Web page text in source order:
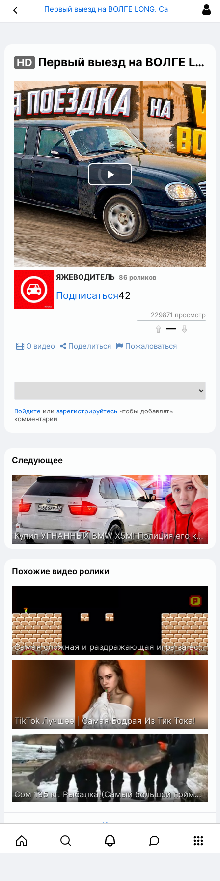
Первый выезд на ВОЛГЕ LONG. Самая жирная волга.
HD Первый выезд на ВОЛГЕ LONG. Самая жирная волга.
Play
Video
ЯЖЕВОДИТЕЛЬ 86 роликов
Подписаться42
229871 просмотр
—
О видео Поделиться Пожаловаться
Войдите илизарегистрируйтесь чтобы добавлять
комментарии
Следующее
Купил УГНАННЫЙ BMW X5M! Полиция его конфискует((
Похожие видео ролики
Самая сложная и раздражающая игра за всю историю
TikTok Лучшее | Самая Бодрая Из Тик Тока!
Сом 195 кг. Рыбалка.(Самый большой пойманный на Волге)
Все